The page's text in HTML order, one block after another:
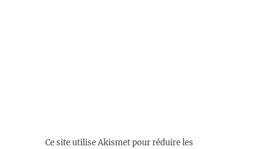
Ce site utilise Akismet pour réduire les